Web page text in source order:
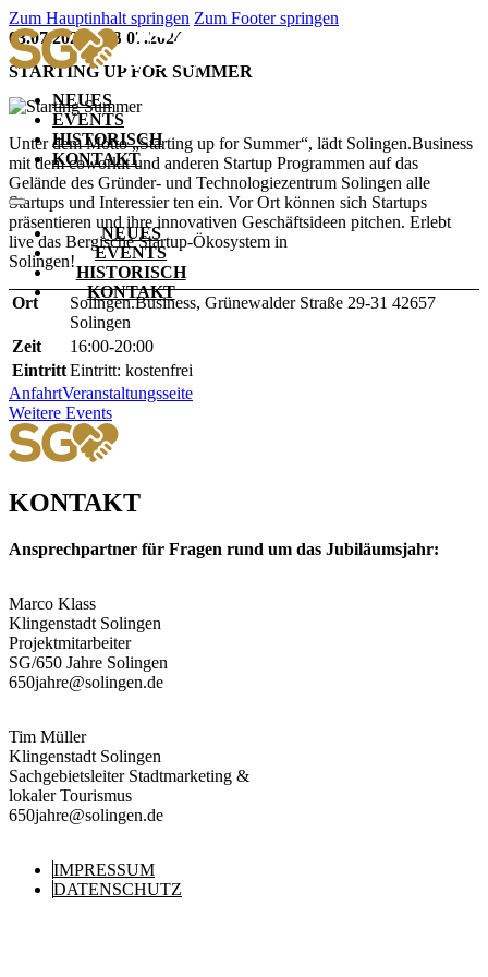
Zum Hauptinhalt springen Zum Footer springen
NEUES
EVENTS
HISTORISCH
KONTAKT
NEUES
EVENTS
HISTORISCH
KONTAKT
03.07.2024 – 03.07.2024
STARTING UP FOR SUMMER
Unter dem Motto „Starting up for Summer“, lädt Solingen.Business
mit dem coworkit und anderen Startup Programmen auf das
Gelände des Gründer- und Technologiezentrum Solingen alle
Startups und Interessier ten ein. Vor Ort können sich Startups
präsentieren und ihre innovativen Geschäftsideen pitchen. Erlebt
live das Bergische Startup-Ökosystem in
Solingen!
Ort
Solingen.Business, Grünewalder Straße 29-31 42657
Solingen
Zeit
16:00-20:00
EintrittEintritt: kostenfrei
AnfahrtVeranstaltungsseite
Weitere Events
KONTAKT
Ansprechpartner für Fragen rund um das Jubiläumsjahr:
Marco Klass
Klingenstadt Solingen
Projektmitarbeiter
SG/650 Jahre Solingen
650jahre@solingen.de
Tim Müller
Klingenstadt Solingen
Sachgebietsleiter Stadtmarketing &
lokaler Tourismus
650jahre@solingen.de
IM­PRESSUM
DATEN­SCHUTZ